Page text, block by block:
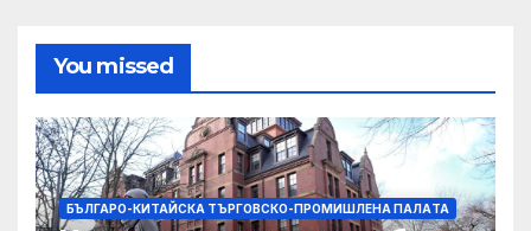
You missed
БЪЛГАРО-КИТАЙСКА ТЪРГОВСКО-ПРОМИШЛЕНА ПАЛAТА